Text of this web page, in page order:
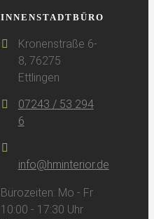
INNENSTADTBÜRO
Kronenstraße 6-
8, 76275
Ettlingen
07243 / 53 294
6
info@hminterior.de
Bürozeiten: Mo - Fr
10:00 - 17:30 Uhr